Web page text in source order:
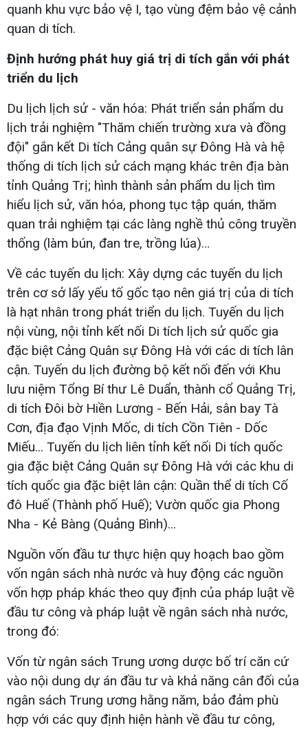
quanh khu vực bảo vệ I, tạo vùng đệm bảo vệ cảnh
quan di tích.
Định hướng phát huy giá trị di tích gắn với phát
triển du lịch
Du lịch lịch sử - văn hóa: Phát triển sản phẩm du
lịch trải nghiệm "Thăm chiến trường xưa và đồng
đội" gắn kết Di tích Cảng quân sự Đông Hà và hệ
thống di tích lịch sử cách mạng khác trên địa bàn
tỉnh Quảng Trị; hình thành sản phẩm du lịch tìm
hiểu lịch sử, văn hóa, phong tục tập quán, thăm
quan trải nghiệm tại các làng nghề thủ công truyền
thống (làm bún, đan tre, trồng lúa)…
Về các tuyến du lịch: Xây dựng các tuyến du lịch
trên cơ sở lấy yếu tố gốc tạo nên giá trị của di tích
là hạt nhân trong phát triển du lịch. Tuyến du lịch
nội vùng, nội tỉnh kết nối Di tích lịch sử quốc gia
đặc biệt Cảng Quân sự Đông Hà với các di tích lân
cận. Tuyến du lịch đường bộ kết nối đến với Khu
lưu niệm Tổng Bí thư Lê Duẩn, thành cổ Quảng Trị,
di tích Đôi bờ Hiền Lương - Bến Hải, sân bay Tà
Cơn, địa đạo Vịnh Mốc, di tích Cồn Tiên - Dốc
Miếu... Tuyến du lịch liên tỉnh kết nối Di tích quốc
gia đặc biệt Cảng Quân sự Đông Hà với các khu di
tích quốc gia đặc biệt lân cận: Quần thể di tích Cố
đô Huế (Thành phố Huế); Vườn quốc gia Phong
Nha - Kẻ Bàng (Quảng Bình)...
Nguồn vốn đầu tư thực hiện quy hoạch bao gồm
vốn ngân sách nhà nước và huy động các nguồn
vốn hợp pháp khác theo quy định của pháp luật về
đầu tư công và pháp luật về ngân sách nhà nước,
trong đó:
Vốn từ ngân sách Trung ương dược bố trí căn cứ
vào nội dung dự án đầu tư và khả năng cân đối của
ngân sách Trung ương hằng năm, bảo đảm phù
hợp với các quy định hiện hành về đầu tư công,